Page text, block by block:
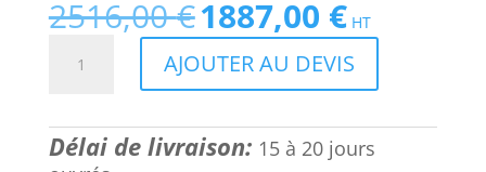
2516,00€ Le
prix
initial
était :
1887,00 €Le
prix
actuel
est :
HT
réunion
AJOUTER AU DEVIS
Délai de livraison: 15 à 20 jours